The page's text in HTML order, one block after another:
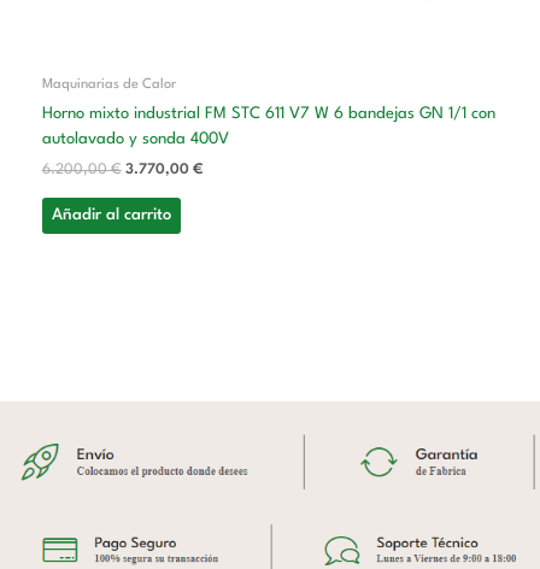
Maquinarias de Calor
Horno mixto industrial FM STC 611 V7 W 6 bandejas GN 1/1 con
autolavado y sonda 400V
6.200,00€ 3.770,00 €
Añadir al carrito